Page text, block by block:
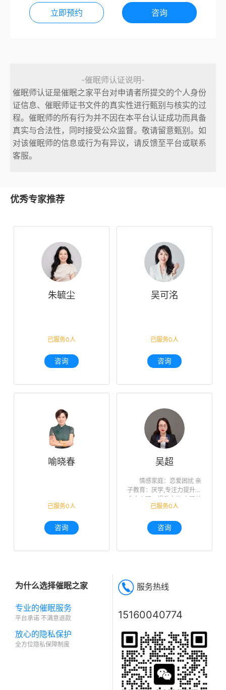
立即预约 咨询
-催眠师认证说明-
催眠师认证是催眠之家平台对申请者所提交的个人身份
证信息、催眠师证书文件的真实性进行甄别与核实的过
程。催眠师的所有行为并不因在本平台认证成功而具备
真实与合法性，同时接受公众监督。敬请留意甄别。如
对该催眠师的信息或行为有异议，请反馈至平台或联系
客服。
优秀专家推荐
朱毓尘
已服务0人
咨询
吴可洺
已服务0人
咨询
喻晓春
已服务0人
咨询
吴超
情感家庭：恋爱困扰 亲
子教育：厌学,专注力提升
个人心理：提升自信,人际关
系,未来迷茫,职业规划
已服务0人
咨询
为什么选择催眠之家
专业的催眠服务
平台承诺 不满意退款
放心的隐私保护
全方位隐私保障制度
服务热线
15160040774